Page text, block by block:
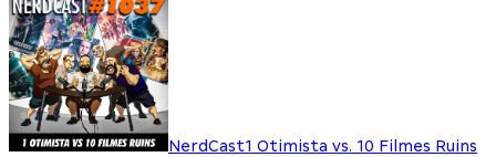
NerdCast1 Otimista vs. 10 Filmes Ruins